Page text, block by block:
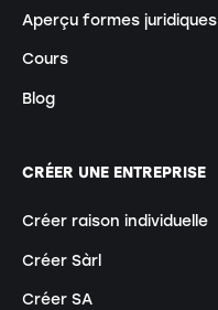
Aperçu formes juridiques
Cours
Blog
CRÉER UNE ENTREPRISE
Créer raison individuelle
Créer Sàrl
Créer SA